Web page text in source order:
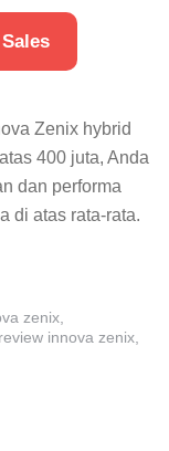
Zenix hybrid
400 juta, Anda
dan performa
di atas rata-rata.
zenix
review innova zenix